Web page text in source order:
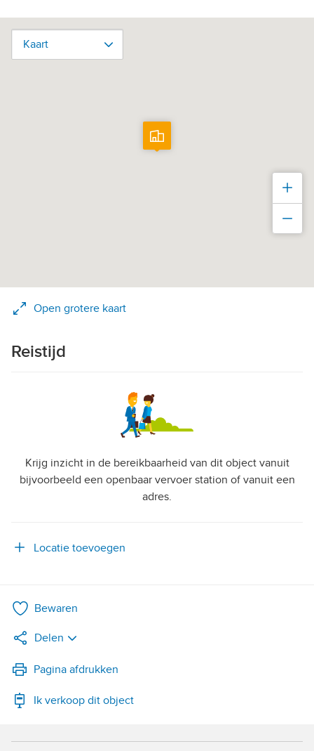
Kaart
Kaart
Open grotere kaart
Reistijd
Krijg inzicht in de bereikbaarheid van dit object vanuit
bijvoorbeeld een openbaar vervoer station of vanuit een
adres.
Locatie toevoegen
Bewaren
Delen
LinkedIn
WhatsApp
Pagina afdrukken
Ik verkoop dit object